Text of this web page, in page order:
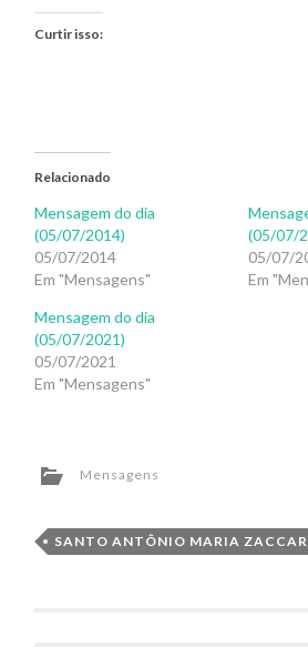
Curtir isso:
Relacionado
Mensagem do dia
(05/07/2014)
05/07/2014
Em "Mensagens"
(05/07/
05/07/
Em
Mensagem do dia
(05/07/2021)
05/07/2021
Em "Mensagens"
Mensagens
SANTO ANTÔNIO MARIA